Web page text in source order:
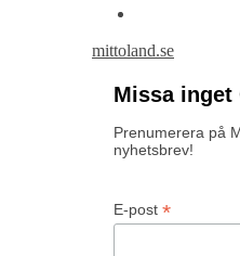
mittoland.se
Missa inget
Prenumerera på
nyhetsbrev!
E-post *